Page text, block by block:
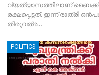
വ്യത്യാസത്തിലാണ് ബൈക്ക്
രക്ഷപ്പെട്ടത്. ഇന്ന് രാത്രി
തിരുവത്ര…
POLITICS